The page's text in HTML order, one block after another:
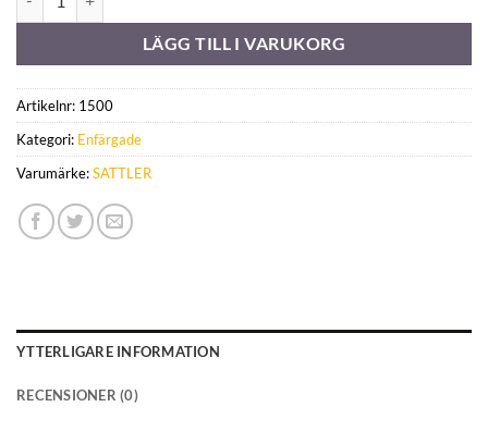
LÄGG TILL I VARUKORG
Artikelnr: 1500
Kategori: Enfärgade
Varumärke:SATTLER
YTTERLIGARE INFORMATION
RECENSIONER (0)